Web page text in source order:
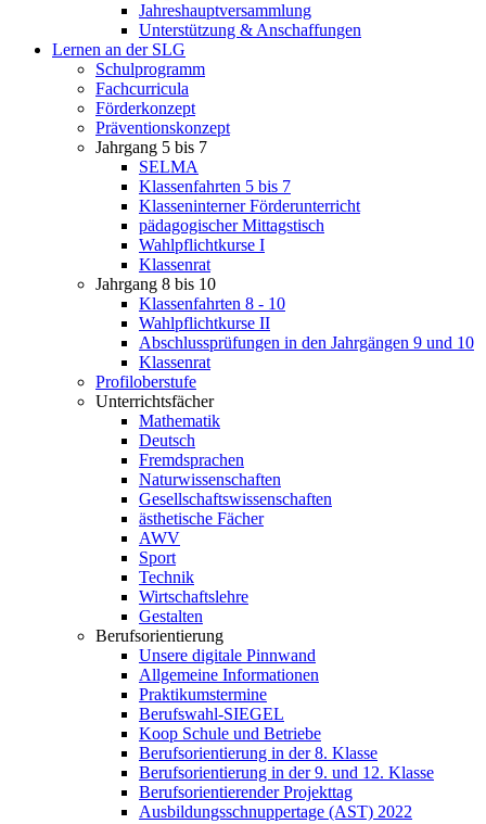
Jahreshauptversammlung
Unterstützung & Anschaffungen
Lernen an der SLG
Schulprogramm
Fachcurricula
Förderkonzept
Präventionskonzept
Jahrgang 5 bis 7
SELMA
Klassenfahrten 5 bis 7
Klasseninterner Förderunterricht
pädagogischer Mittagstisch
Wahlpflichtkurse I
Klassenrat
Jahrgang 8 bis 10
Klassenfahrten 8 - 10
Wahlpflichtkurse II
Abschlussprüfungen in den Jahrgängen 9 und 10
Klassenrat
Profiloberstufe
Unterrichtsfächer
Mathematik
Deutsch
Fremdsprachen
Naturwissenschaften
Gesellschaftswissenschaften
ästhetische Fächer
AWV
Sport
Technik
Wirtschaftslehre
Gestalten
Berufsorientierung
Unsere digitale Pinnwand
Allgemeine Informationen
Praktikumstermine
Berufswahl-SIEGEL
Koop Schule und Betriebe
Berufsorientierung in der 8. Klasse
Berufsorientierung in der 9. und 12. Klasse
Berufsorientierender Projekttag
Ausbildungsschnuppertage (AST) 2022